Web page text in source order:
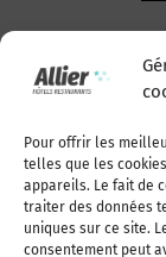
Pour offrir les
telles que les
appareils. Le fait de
traiter des données
uniques sur ce site.
consentement peut